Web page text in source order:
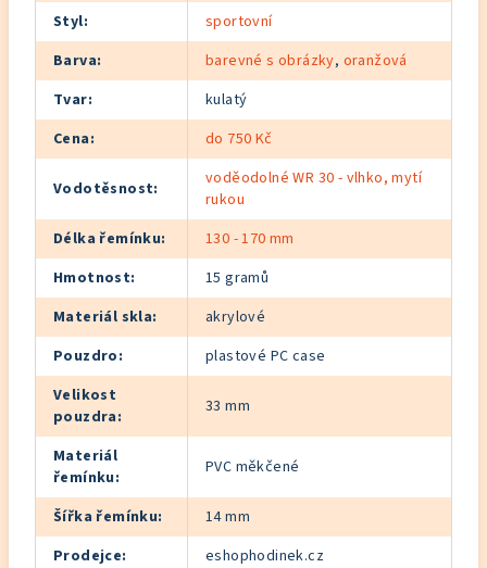
Styl:
sportovní
Barva: barevné s obrázky, oranžová
Tvar:
kulatý
Cena: do 750 Kč
Vodotěsnost:
voděodolné WR 30 - vlhko, mytí
rukou
Délka řemínku:
130 - 170 mm
Hmotnost:
15 gramů
Materiál skla:
akrylové
Pouzdro:
plastové PC case
Velikost
pouzdra: 33 mm
Materiál
řemínku: PVC měkčené
Šířka řemínku:
14 mm
Prodejce:
eshophodinek.cz